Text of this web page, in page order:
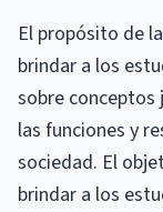
El propósito de
brindar a los
sobre conceptos
las funciones y
sociedad. El
brindar a los